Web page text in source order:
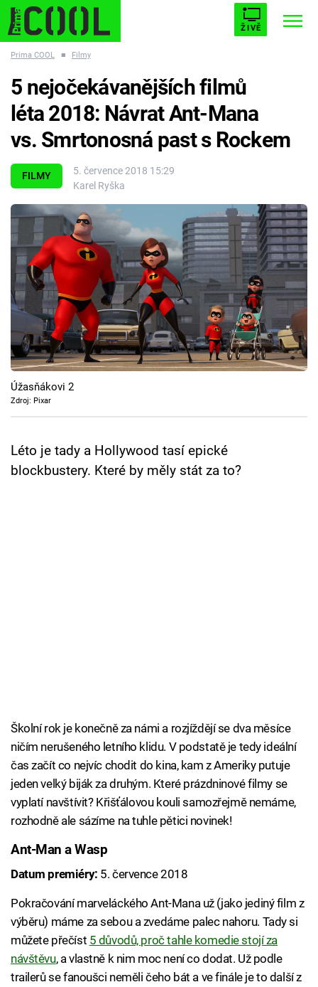
ŽIVĚ
ESCAPE PLNEJ KOTEL AVENGERS 5
Témata
Filmy
Seriály
Hry
Cool Esport
Pořady
TV Program
Přihlášení
Prima COOL ■ Filmy
FILMY
5. července 2018 15:29
Karel Ryška
5 nejočekávanějších filmů
léta 2018: Návrat Ant-Mana
vs. Smrtonosná past s Rockem
Úžasňákovi 2
Zdroj: Pixar
Léto je tady a Hollywood tasí epické
blockbustery. Které by měly stát za to?
Školní rok je konečně za námi a rozjíždějí se dva měsíce
ničím nerušeného letního klidu. V podstatě je tedy ideální
čas začít co nejvíc chodit do kina, kam z Ameriky putuje
jeden velký biják za druhým. Které prázdninové filmy se
vyplatí navštívit? Křišťálovou kouli samozřejmě nemáme,
rozhodně ale sázíme na tuhle pětici novinek!
Ant-Man a Wasp
Datum premiéry: 5. července 2018
Pokračování marveláckého Ant-Mana už (jako jediný film z
výběru) máme za sebou a zvedáme palec nahoru. Tady si
můžete přečíst 5 důvodů, proč tahle komedie stojí za
návštěvu, a vlastně k nim moc není co dodat. Už podle
trailerů se fanoušci neměli čeho bát a ve finále je to další z